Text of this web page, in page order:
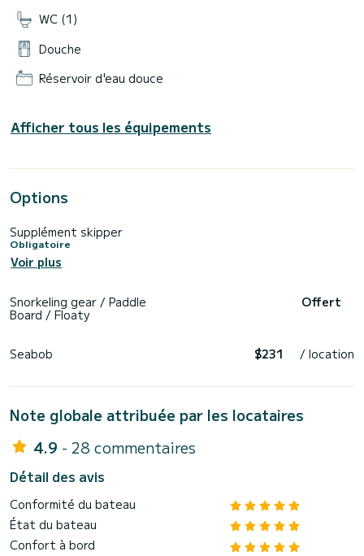
WC (1)
Douche
Réservoir d'eau douce
Afficher tous les équipements
Options
Supplément skipper
Obligatoire
Voir plus
Snorkeling gear / Paddle
Board / Floaty
Offert
Seabob $231 / location
Note globale attribuée par les locataires
4.9 - 28 commentaires
Détail des avis
Conformité du bateau
État du bateau
Confort à bord